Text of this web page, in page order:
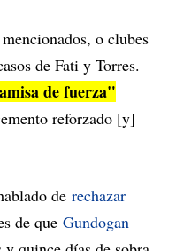
o clubes
de Fati y Torres.
de fuerza"
reforzado [y]
de rechazar
de que Gundogan